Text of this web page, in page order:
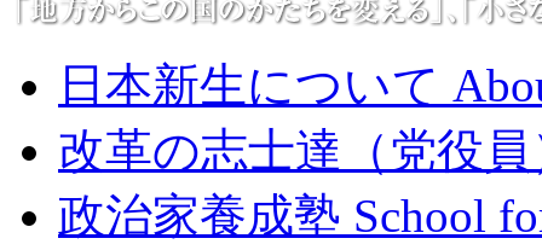
日本新生について
改革の志士達（党役員
政治家養成塾 School